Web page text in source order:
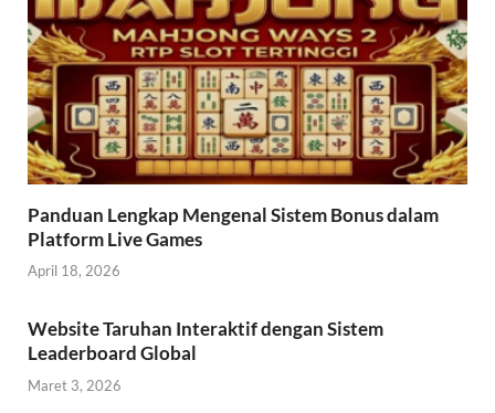
Panduan Lengkap Mengenal Sistem Bonus dalam
Platform Live Games
April 18, 2026
Website Taruhan Interaktif dengan Sistem
Leaderboard Global
Maret 3, 2026